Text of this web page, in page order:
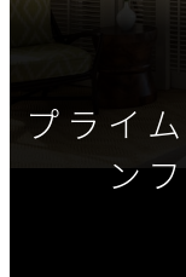
プライ
ン